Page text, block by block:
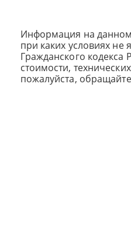
Информация на
при каких условиях
Гражданского
стоимости,
пожалуйста,